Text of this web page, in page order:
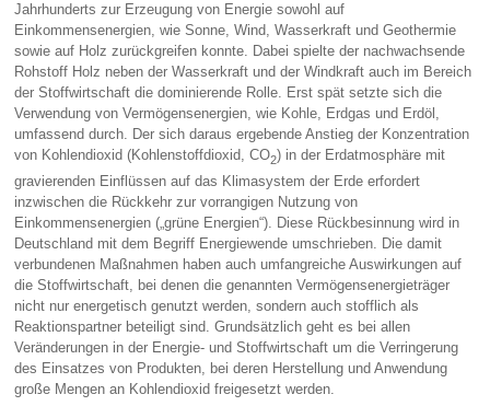
Jahrhunderts zur Erzeugung von Energie sowohl auf
Einkommensenergien, wie Sonne, Wind, Wasserkraft und Geothermie
sowie auf Holz zurückgreifen konnte. Dabei spielte der nachwachsende
Rohstoff Holz neben der Wasserkraft und der Windkraft auch im Bereich
der Stoffwirtschaft die dominierende Rolle. Erst spät setzte sich die
Verwendung von Vermögensenergien, wie Kohle, Erdgas und Erdöl,
umfassend durch. Der sich daraus ergebende Anstieg der Konzentration
von Kohlendioxid (Kohlenstoffdioxid, CO2) in der Erdatmosphäre mit
gravierenden Einflüssen auf das Klimasystem der Erde erfordert
inzwischen die Rückkehr zur vorrangigen Nutzung von
Einkommensenergien („grüne Energien“). Diese Rückbesinnung wird in
Deutschland mit dem Begriff Energiewende umschrieben. Die damit
verbundenen Maßnahmen haben auch umfangreiche Auswirkungen auf
die Stoffwirtschaft, bei denen die genannten Vermögensenergieträger
nicht nur energetisch genutzt werden, sondern auch stofflich als
Reaktionspartner beteiligt sind. Grundsätzlich geht es bei allen
Veränderungen in der Energie- und Stoffwirtschaft um die Verringerung
des Einsatzes von Produkten, bei deren Herstellung und Anwendung
große Mengen an Kohlendioxid freigesetzt werden.